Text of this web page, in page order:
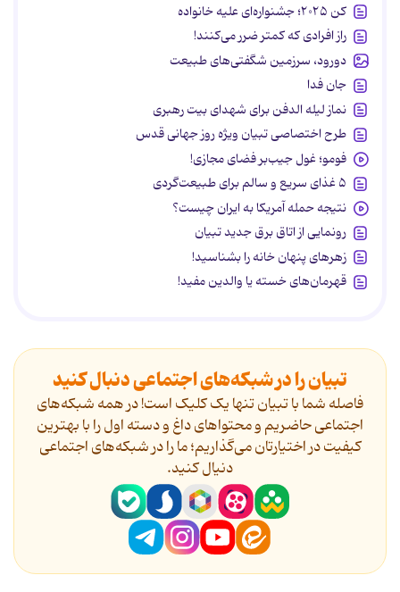
کن ۲۰۲۵؛ جشنواره‌ای علیه خانواده
راز افرادی که کمتر ضرر می‌کنند!
دورود، سرزمین شگفتی‌های طبیعت
جان فدا
نماز لیله الدفن برای شهدای بیت رهبری
طرح اختصاصی تبیان ویژه روز جهانی قدس
فومو؛ غول جیب‌بر فضای مجازی!
۵ غذای سریع و سالم برای طبیعت‌گردی
نتیجه حمله آمریکا به ایران چیست؟
رونمایی از اتاق برق جدید تبیان
زهرهای پنهان خانه را بشناسید!
قهرمان‌های خسته یا والدین مفید!
تبیان را در شبکه‌های اجتماعی دنبال کنید
فاصله شما با تبیان تنها یک کلیک است! در همه شبکه‌های
اجتماعی حاضریم و محتواهای داغ و دسته اول را با بهترین
کیفیت در اختیارتان می‌گذاریم؛ ما را در شبکه‌های اجتماعی
دنیال کنید.